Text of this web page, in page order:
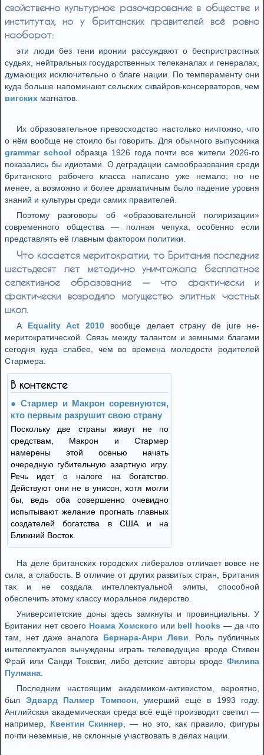
свойственно культурное разочарование в обществе и
институтах, но у британских правителей всё ровно
наоборот:
эти люди без тени иронии рассуждают о беспристрастных
судьях, нейтральных государственных телеканалах и генералах,
думающих исключительно о благе нации. По темпераменту они
куда больше напоминают сельских сквайров-консерваторов, чем
вигских магнатов.
Их образовательное превосходство настолько ничтожно, что
о нём вообще не стоило бы говорить. Для обычного выпускника
grammar school образца 1926 года почти все жители 2026-го
показались бы идиотами. О деградации самообразования среди
британского рабочего класса написано уже немало; но не
менее, а возможно и более драматичным было падение уровня
знаний и культуры среди самих правителей.
Поэтому разговоры об «образовательной поляризации»
современного общества — полная чепуха, особенно если
представлять её главным фактором политики.
Что касается меритократии, то Британия последние
шестьдесят лет методично уничтожала бесплатное
селективное образование — что фактически и
фактически возродило могущество элитных частных
школ.
А Equality Act 2010 вообще делает страну de jure не-
меритократической. Связь между талантом и земными благами
сегодня куда слабее, чем во времена молодости родителей
Стармера.
В контексте
Стармер и Макрон соревнуются,
кто первым разрушит свою страну
Поскольку две страны живут не по
средствам, Макрон и Стармер
намерены этой осенью начать
очередную губительную азартную игру.
Речь идет о налоге на богатство.
Действуют они не в унисон, хотя могли
бы, ведь оба совершенно очевидно
испытывают желание прогнать главных
создателей богатства в США и на
Ближний Восток.
На деле британских городских либералов отличает вовсе не
сила, а слабость. В отличие от других развитых стран, Британия
так и не создала интеллектуальной элиты, способной
обеспечить этому классу моральное лидерство.
Университетские доны здесь замкнуты и провинциальны. У
Британии нет своего Ноама Хомского или bell hooks — да что
там, нет даже аналога Бернара-Анри Леви . Роль публичных
интеллектуалов вынуждены играть телеведущие вроде Стивен
Фрай или Санди Токсвиг, либо детские авторы вроде Филипа
Пулмана
Последним настоящим академиком-активистом, вероятно,
был Эдвард Палмер Томпсон, умерший ещё в 1993 году.
Английская академическая среда всё ещё производит светил —
например, Квентин Скиннер , — но это, как правило, фигуры
почти неземные, не склонные участвовать в делах нации.